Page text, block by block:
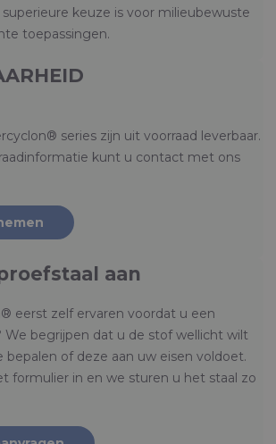
keuze is voor milieubewuste
toepassingen.
series zijn uit voorraad leverbaar.
kunt u contact met ons
aan
eerst zelf ervaren voordat u een
We begrijpen dat u de stof wellicht wilt
of deze aan uw eisen voldoet.
formulier in en we sturen u het staal zo